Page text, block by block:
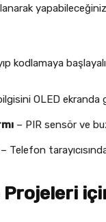
kodlamaya
OLED
– PIR sensör ve
– Telefon